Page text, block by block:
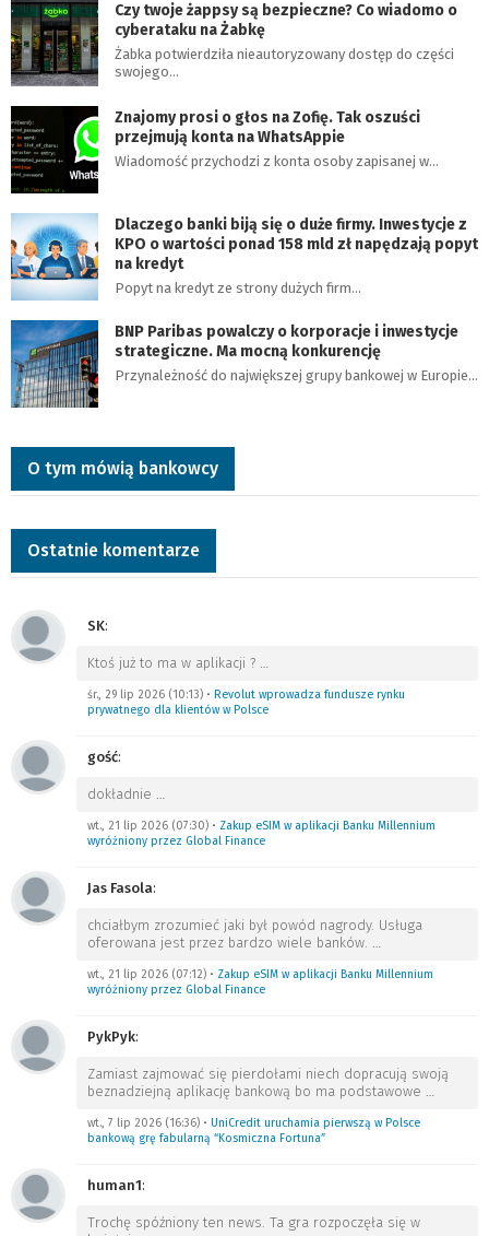
Czy twoje żappsy są bezpieczne? Co wiadomo o
cyberataku na Żabkę
Żabka potwierdziła nieautoryzowany dostęp do części
swojego…
Znajomy prosi o głos na Zofię. Tak oszuści
przejmują konta na WhatsAppie
Wiadomość przychodzi z konta osoby zapisanej w…
Dlaczego banki biją się o duże firmy. Inwestycje z
KPO o wartości ponad 158 mld zł napędzają popyt
na kredyt
Popyt na kredyt ze strony dużych firm…
BNP Paribas powalczy o korporacje i inwestycje
strategiczne. Ma mocną konkurencję
Przynależność do największej grupy bankowej w Europie…
O tym mówią bankowcy
Ostatnie komentarze
SK:
Ktoś już to ma w aplikacji ? …
śr., 29 lip 2026 (10:13) • Revolut wprowadza fundusze rynku
prywatnego dla klientów w Polsce
gość:
dokładnie …
wt., 21 lip 2026 (07:30) • Zakup eSIM w aplikacji Banku Millennium
wyróżniony przez Global Finance
Jas Fasola:
chciałbym zrozumieć jaki był powód nagrody. Usługa
oferowana jest przez bardzo wiele banków. …
wt., 21 lip 2026 (07:12) • Zakup eSIM w aplikacji Banku Millennium
wyróżniony przez Global Finance
PykPyk:
Zamiast zajmować się pierdołami niech dopracują swoją
beznadziejną aplikację bankową bo ma podstawowe …
wt., 7 lip 2026 (16:36) • UniCredit uruchamia pierwszą w Polsce
bankową grę fabularną “Kosmiczna Fortuna”
human1:
Trochę spóźniony ten news. Ta gra rozpoczęła się w